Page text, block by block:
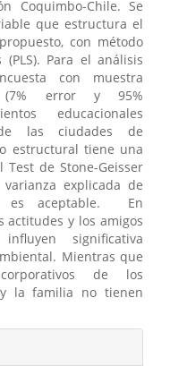
Coquimbo-Chile. Se
que estructura el
con método
Para el análisis
con muestra
(7% error y 95%
educacionales
de las ciudades de
estructural tiene una
de Stone-Geisser
varianza explicada de
es aceptable. En
actitudes y los amigos
significativa
Mientras que
de los
y la familia no tienen